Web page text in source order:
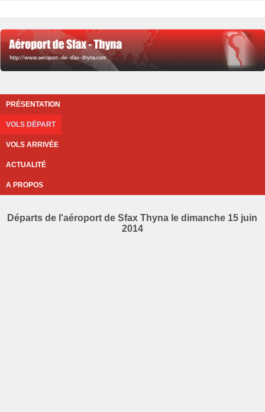
PRÉSENTATION
VOLS DÉPART
VOLS ARRIVÉE
ACTUALITÉ
A PROPOS
Départs de l'aéroport de Sfax Thyna le dimanche 15 juin
2014